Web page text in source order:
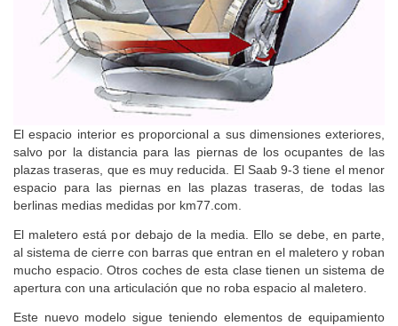
El espacio interior es proporcional a sus dimensiones exteriores,
salvo por la distancia para las piernas de los ocupantes de las
plazas traseras, que es muy reducida. El Saab 9-3 tiene el menor
espacio para las piernas en las plazas traseras, de todas las
berlinas medias medidas por km77.com.
El maletero está por debajo de la media. Ello se debe, en parte,
al sistema de cierre con barras que entran en el maletero y roban
mucho espacio. Otros coches de esta clase tienen un sistema de
apertura con una articulación que no roba espacio al maletero.
Este nuevo modelo sigue teniendo elementos de equipamiento